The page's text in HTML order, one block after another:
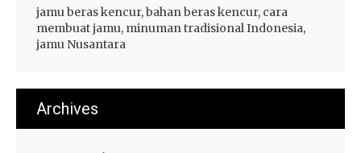
jamu beras kencur, bahan beras kencur, cara
membuat jamu, minuman tradisional Indonesia,
jamu Nusantara
Archives